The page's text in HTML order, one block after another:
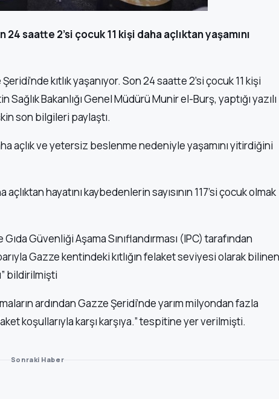
24 saatte 2’si çocuk 11 kişi daha açlıktan yaşamını
kıtlık yaşanıyor. Son 24 saatte 2’si çocuk 11 kişi
Sağlık Bakanlığı Genel Müdürü Munir el-Burş, yaptığı yazılı
son bilgileri paylaştı.
açlık ve yetersiz beslenme nedeniyle yaşamını yitirdiğini
hayatını kaybedenlerin sayısının 117’si çocuk olmak
Güvenliği Aşama Sınıflandırması (IPC) tarafından
Gazze kentindeki kıtlığın felaket seviyesi olarak bilinen
bildirilmişti
ardından Gazze Şeridi’nde yarım milyondan fazla
koşullarıyla karşı karşıya.” tespitine yer verilmişti.
Sonraki Haber